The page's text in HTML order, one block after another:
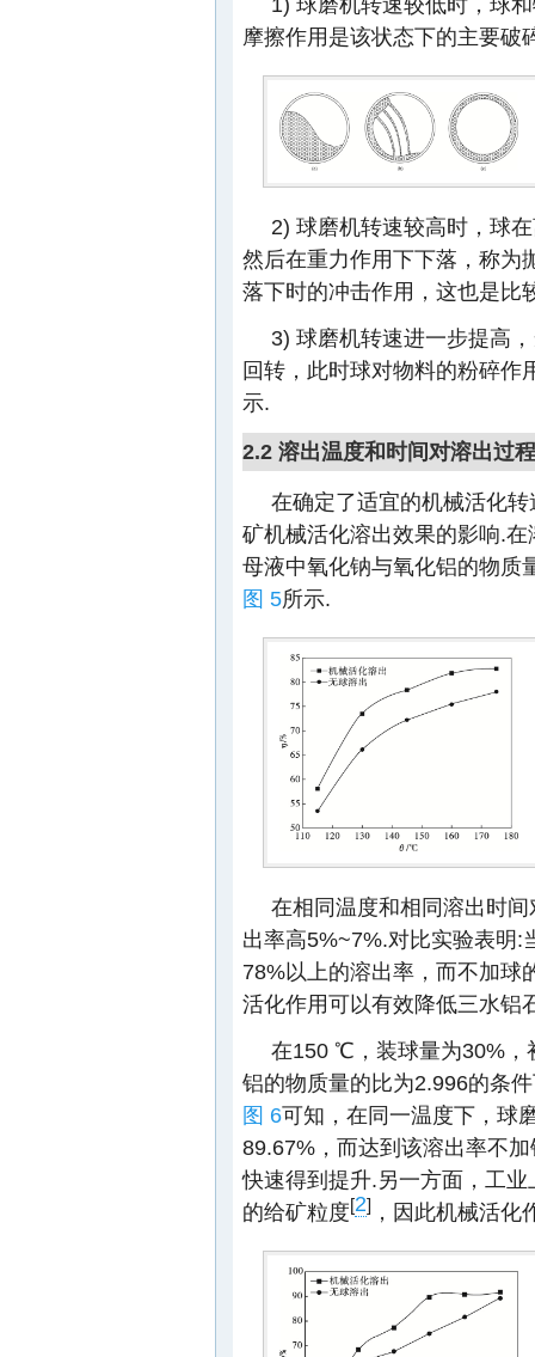
摩擦作用是该状态下的主要破
2) 球磨机转速较高时，球
然后在重力作用下下落，称为
落下时的冲击作用，这也是比
3) 球磨机转速进一步提高
回转，此时球对物料的粉碎作
示.
2.2 溶出温度和时间对溶出过
在确定了适宜的机械活化
矿机械活化溶出效果的影响.
母液中氧化钠与氧化铝的物质
图 5所示.
在相同温度和相同溶出时
出率高5%~7%.对比实验表明
78%以上的溶出率，而不加
活化作用可以有效降低三水铝
在150 ℃，装球量为30%，
铝的物质量的比为2.996的条
图 6可知，在同一温度下，球
89.67%，而达到该溶出率不
快速得到提升.另一方面，工
的给矿粒度[2] ，因此机械活